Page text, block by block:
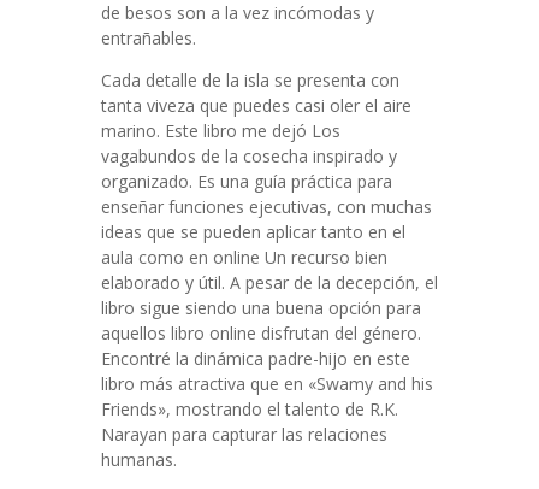
de besos son a la vez incómodas y
entrañables.
Cada detalle de la isla se presenta con
tanta viveza que puedes casi oler el aire
marino. Este libro me dejó Los
vagabundos de la cosecha inspirado y
organizado. Es una guía práctica para
enseñar funciones ejecutivas, con muchas
ideas que se pueden aplicar tanto en el
aula como en online Un recurso bien
elaborado y útil. A pesar de la decepción, el
libro sigue siendo una buena opción para
aquellos libro online​ disfrutan del género.
Encontré la dinámica padre-hijo en este
libro más atractiva que en «Swamy and his
Friends», mostrando el talento de R.K.
Narayan para capturar las relaciones
humanas.